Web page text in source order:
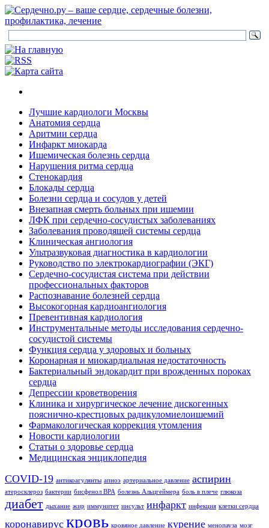
Лучшие кардиологи Москвы
Анатомия сердца
Аритмии сердца
Инфаркт миокарда
Ишемическая болезнь сердца
Нарушения ритма сердца
Стенокардия
Блокады сердца
Болезни сердца и сосудов у детей
Внезапная смерть больных при ишемии
ЛФК при сердечно-сосудистых заболеваниях
Заболевания проводящей системы сердца
Клиническая ангиология
Ультразвуковая диагностика в кардиологии
Руководство по электрокардиографии (ЭКГ)
Сердечно-сосудистая система при действии
профессиональных факторов
Распознавание болезней сердца
Высокогорная кардиоангиология
Превентивная кардиология
Инструментальные методы исследования сердечно-
сосудистой системы
Функция сердца у здоровых и больных
Коронарная и миокардиальная недостаточность
Бактериальный эндокардит при врожденных пороках
сердца
Депрессии кроветворения
Клиника и хирургическое лечение дискогенных
пояснично-крестцовых радикуломиелоишемий
Фармакологическая коррекция утомления
Новости кардиологии
Статьи о здоровье сердца
Медицинская энциклопедия
COVID-19 антикоагулянты апноэ артериальное давление аспирин
атеросклероз бактерии бисфенол BPA болезнь Альцгеймера боль в плече глюкоза
диабет дыхание жир иммунитет инсульт инфаркт инфекция клетки сердца
коронавирус кровь кровяное давление курение менопауза мозг